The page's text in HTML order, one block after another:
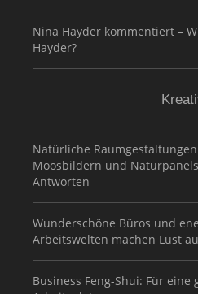
Nina Hayder kommentiert –
Hayder?
Natürliche
Moosbildern und
Antworten
Wunderschöne Büros und
Arbeitswelten machen Lust
Business Feng-Shui: Für eine